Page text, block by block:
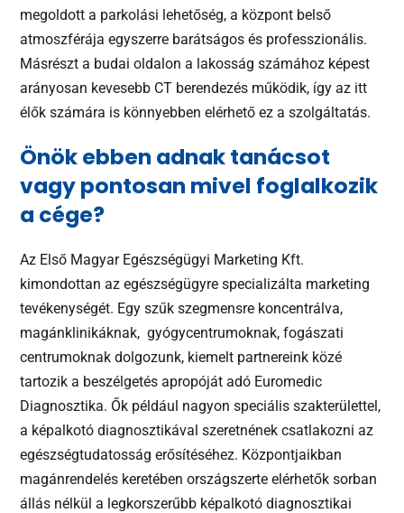
megoldott a parkolási lehetőség, a központ belső
atmoszférája egyszerre barátságos és professzionális.
Másrészt a budai oldalon a lakosság számához képest
arányosan kevesebb CT berendezés működik, így az itt
élők számára is könnyebben elérhető ez a szolgáltatás.
Önök ebben adnak tanácsot
vagy pontosan mivel foglalkozik
a cége?
Az Első Magyar Egészségügyi Marketing Kft.
kimondottan az egészségügyre specializálta marketing
tevékenységét. Egy szűk szegmensre koncentrálva,
magánklinikáknak, gyógycentrumoknak, fogászati
centrumoknak dolgozunk, kiemelt partnereink közé
tartozik a beszélgetés apropóját adó Euromedic
Diagnosztika. Ők például nagyon speciális szakterülettel,
a képalkotó diagnosztikával szeretnének csatlakozni az
egészségtudatosság erősítéséhez. Központjaikban
magánrendelés keretében országszerte elérhetők sorban
állás nélkül a legkorszerűbb képalkotó diagnosztikai